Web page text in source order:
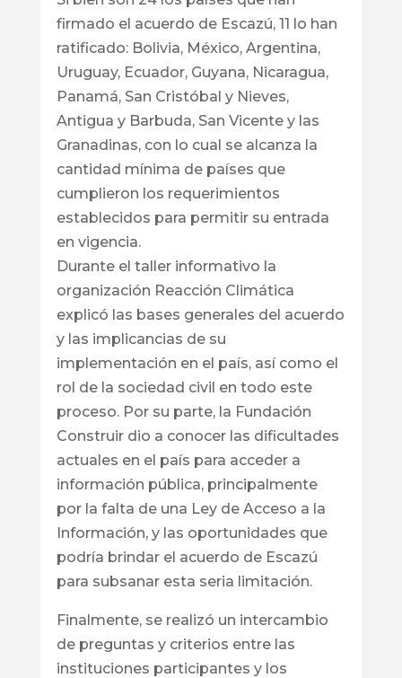
firmado el acuerdo de Escazú, 11 lo han
ratificado: Bolivia, México, Argentina,
Uruguay, Ecuador, Guyana, Nicaragua,
Panamá, San Cristóbal y Nieves,
Antigua y Barbuda, San Vicente y las
Granadinas, con lo cual se alcanza la
cantidad mínima de países que
cumplieron los requerimientos
establecidos para permitir su entrada
en vigencia.
Durante el taller informativo la
organización Reacción Climática
explicó las bases generales del acuerdo
y las implicancias de su
implementación en el país, así como el
rol de la sociedad civil en todo este
proceso. Por su parte, la Fundación
Construir dio a conocer las dificultades
actuales en el país para acceder a
información pública, principalmente
por la falta de una Ley de Acceso a la
Información, y las oportunidades que
podría brindar el acuerdo de Escazú
para subsanar esta seria limitación.
Finalmente, se realizó un intercambio
de preguntas y criterios entre las
instituciones participantes y los